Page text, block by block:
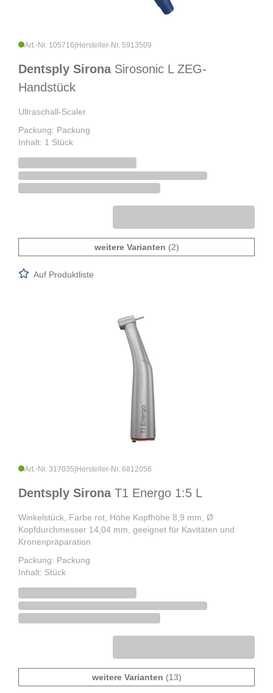
Art.-Nr. 105716 Hersteller-Nr. 5913509
Dentsply Sirona Sirosonic L ZEG-
Handstück
Ultraschall-Scaler
Packung: Packung
Inhalt: 1 Stück
weitere Varianten (2)
Auf Produktliste
Art.-Nr. 317035 Hersteller-Nr. 6812056
Dentsply Sirona T1 Energo 1:5 L
Winkelstück, Farbe rot, Höhe Kopfhöhe 8,9 mm, Ø
Kopfdurchmesser 14,04 mm, geeignet für Kavitäten und
Kronenpräparation
Packung: Packung
Inhalt: Stück
weitere Varianten (13)